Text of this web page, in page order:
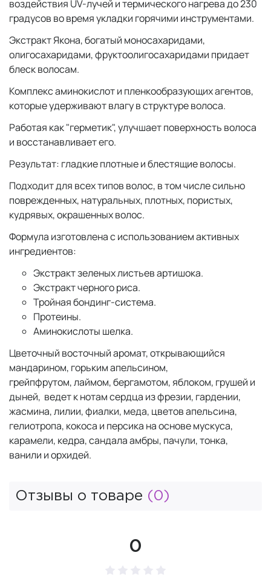
воздействия UV-лучей и термического нагрева до 230
градусов во время укладки горячими инструментами.
Экстракт Якона, богатый моносахаридами,
олигосахаридами, фруктоолигосахаридами придает
блеск волосам.
Комплекс аминокислот и пленкообразующих агентов,
которые удерживают влагу в структуре волоса.
Работая как "герметик", улучшает поверхность волоса
и восстанавливает его.
Результат: гладкие плотные и блестящие волосы.
Подходит для всех типов волос, в том числе сильно
поврежденных, натуральных, плотных, пористых,
кудрявых, окрашенных волос.
Формула изготовлена с использованием активных
ингредиентов:
Экстракт зеленых листьев артишока.
Экстракт черного риса.
Тройная бондинг-система.
Протеины.
Аминокислоты шелка.
Цветочный восточный аромат, открывающийся
мандарином, горьким апельсином,
грейпфрутом, лаймом, бергамотом, яблоком, грушей и
дыней, ведет к нотам сердца из фрезии, гардении,
жасмина, лилии, фиалки, меда, цветов апельсина,
гелиотропа, кокоса и персика на основе мускуса,
карамели, кедра, сандала амбры, пачули, тонка,
ванили и орхидей.
Отзывы о товаре (0)
0